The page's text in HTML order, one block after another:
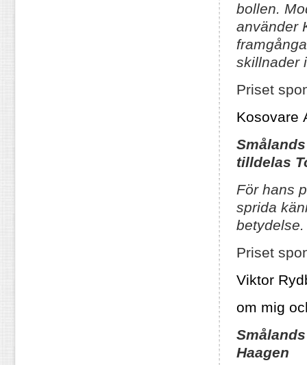
bollen.
använder
skillnader
Priset
Kosovare
tilldelas
För hans
sprida
betydelse.
Priset
Viktor
om mig
Haagen